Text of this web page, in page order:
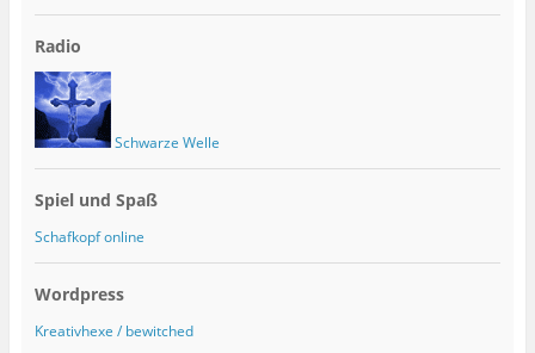
Radio
Schwarze Welle
Spiel und Spaß
Schafkopf online
Wordpress
Kreativhexe / bewitched